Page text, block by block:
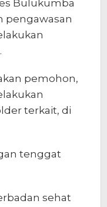
Bulukumba
pengawasan
pemohon,
terkait, di
tenggat
sehat